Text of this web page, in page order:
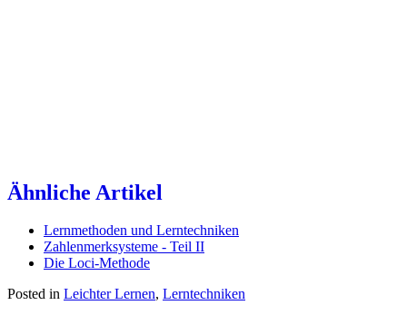
Ähnliche Artikel
Lernmethoden und Lerntechniken
Zahlenmerksysteme - Teil II
Die Loci-Methode
Posted in Leichter Lernen, Lerntechniken